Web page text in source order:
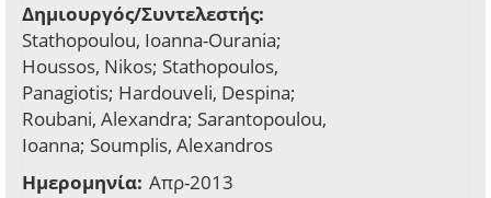
Δημιουργός/Συντελεστής:
Stathopoulou, Ioanna-Ourania;
Houssos, Nikos; Stathopoulos,
Panagiotis; Hardouveli, Despina;
Roubani, Alexandra; Sarantopoulou,
Ioanna; Soumplis, Alexandros
Ημερομηνία: Απρ-2013